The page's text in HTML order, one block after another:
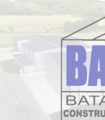
Panneau de gestion